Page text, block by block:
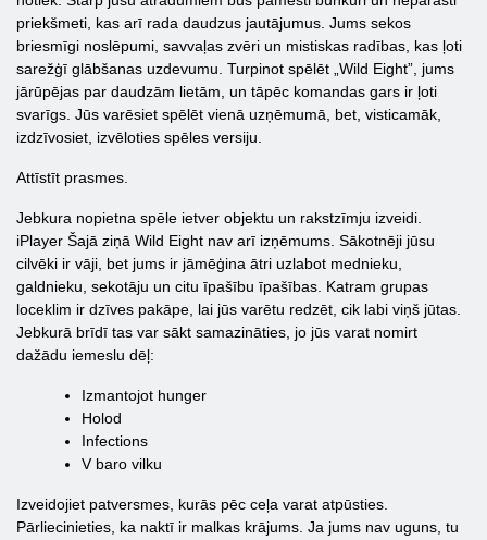
priekšmeti, kas arī rada daudzus jautājumus. Jums sekos
briesmīgi noslēpumi, savvaļas zvēri un mistiskas radības, kas ļoti
sarežģī glābšanas uzdevumu. Turpinot spēlēt „Wild Eight”, jums
jārūpējas par daudzām lietām, un tāpēc komandas gars ir ļoti
svarīgs. Jūs varēsiet spēlēt vienā uzņēmumā, bet, visticamāk,
izdzīvosiet, izvēloties spēles versiju.
Attīstīt prasmes.
Jebkura nopietna spēle ietver objektu un rakstzīmju izveidi.
iPlayer Šajā ziņā Wild Eight nav arī izņēmums. Sākotnēji jūsu
cilvēki ir vāji, bet jums ir jāmēģina ātri uzlabot mednieku,
galdnieku, sekotāju un citu īpašību īpašības. Katram grupas
loceklim ir dzīves pakāpe, lai jūs varētu redzēt, cik labi viņš jūtas.
Jebkurā brīdī tas var sākt samazināties, jo jūs varat nomirt
dažādu iemeslu dēļ:
Izmantojot hunger
Holod
Infections
V baro vilku
Izveidojiet patversmes, kurās pēc ceļa varat atpūsties.
Pārliecinieties, ka naktī ir malkas krājums. Ja jums nav uguns, tu